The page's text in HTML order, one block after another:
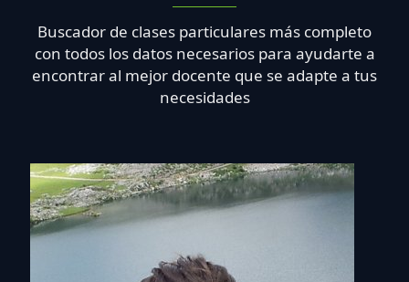
Buscador de clases particulares más completo
con todos los datos necesarios para ayudarte a
encontrar al mejor docente que se adapte a tus
necesidades